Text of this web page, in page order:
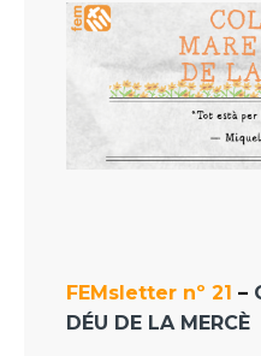
FEMsletter nº 21 –
DÉU DE LA MERCÈ